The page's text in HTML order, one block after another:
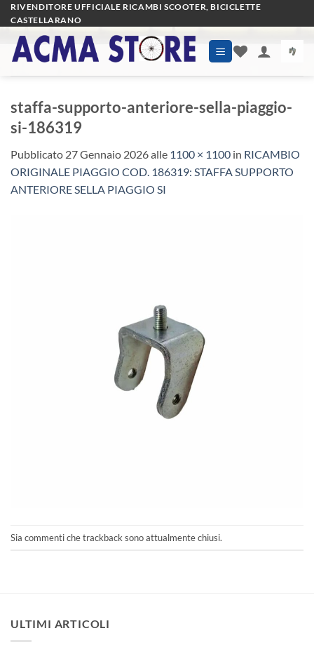
Salta
ai
contenuti
RIVENDITORE UFFICIALE RICAMBI SCOOTER, BICICLETTE
CASTELLARANO
staffa-supporto-anteriore-sella-piaggio-
si-186319
Pubblicato 27 Gennaio 2026alle 1100 × 1100 in RICAMBIO
ORIGINALE PIAGGIO COD. 186319: STAFFA SUPPORTO
ANTERIORE SELLA PIAGGIO SI
Sia commenti che trackback sono attualmente chiusi.
ULTIMI ARTICOLI